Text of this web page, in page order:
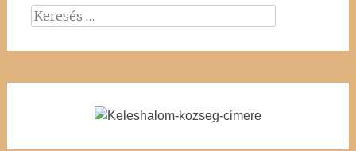
Keresés: